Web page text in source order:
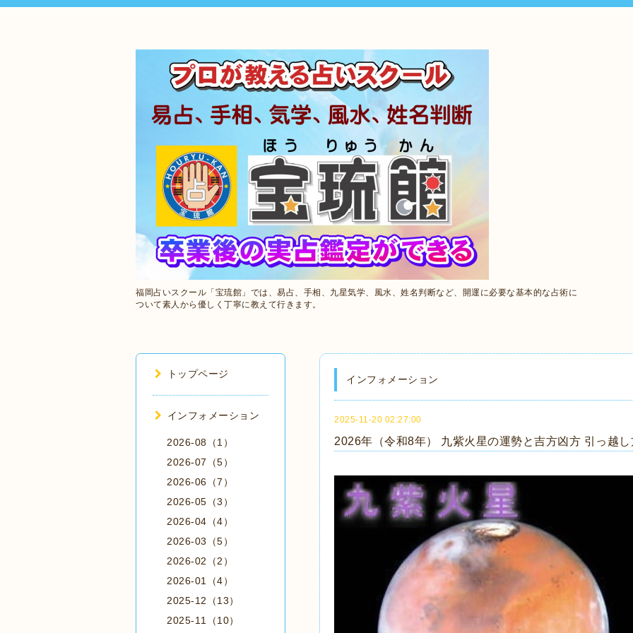
福岡占いスクール「宝琉館」では、易占、手相、九星気学、風水、姓名判断など、開運に必要な基本的な占術に
ついて素人から優しく丁寧に教えて行きます。
インフォメーション
2025-11-20 02:27:00
2026年（令和8年） 九紫火星の運勢と吉方凶方 引っ越し
トップページ
インフォメーション
2026-08（1）
2026-07（5）
2026-06（7）
2026-05（3）
2026-04（4）
2026-03（5）
2026-02（2）
2026-01（4）
2025-12（13）
2025-11（10）